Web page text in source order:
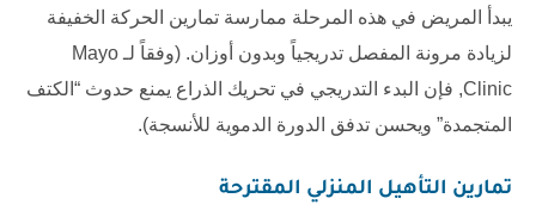
يبدأ المريض في هذه المرحلة ممارسة تمارين الحركة الخفيفة
لزيادة مرونة المفصل تدريجياً وبدون أوزان. (وفقاً لـ Mayo
Clinic, فإن البدء التدريجي في تحريك الذراع يمنع حدوث “الكتف
المتجمدة” ويحسن تدفق الدورة الدموية للأنسجة).
تمارين التأهيل المنزلي المقترحة